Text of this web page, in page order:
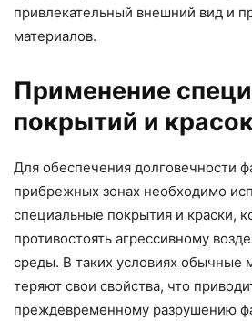
привлекательный внешний вид и
материалов.
Применение
покрытий и
Для обеспечения долговечности
прибрежных зонах необходимо
специальные покрытия и краски,
противостоять агрессивному
среды. В таких условиях обычные
теряют свои свойства, что
преждевременному разрушению